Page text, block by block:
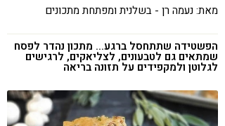
ניקוי רעלים
מזונות על
ילדים
תזונה וספורט
הפרעות קשב & ריכוז
אכילה רגשית
רגישות לגלוטן
טעים להכיר
קורונה
טבעונות
מאת: נעמה רן - בשלנית ומפתחת מתכונים
הפשטידה שתתחסל ברגע... מתכון נהדר לפסח
שמתאים גם לטבעונים, לצליאקים, לרגישים
לגלוטן ולמקפידים על תזונה בריאה